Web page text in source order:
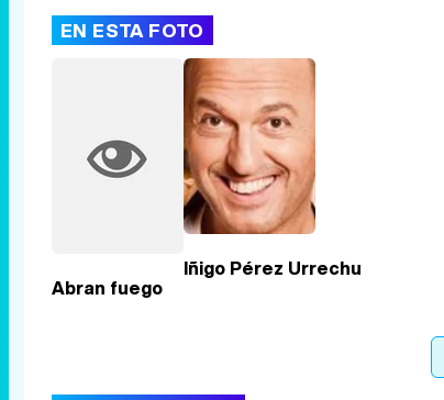
EN ESTA FOTO
Abran fuego
Iñigo Pérez Urrechu